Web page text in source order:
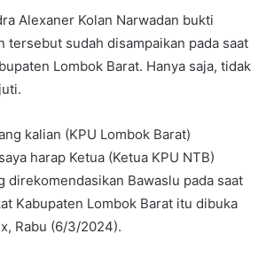
Alexaner Kolan Narwadan bukti
tersebut sudah disampaikan pada saat
Lombok Barat. Hanya saja, tidak
kalian (KPU Lombok Barat)
harap Ketua (Ketua KPU NTB)
direkomendasikan Bawaslu pada saat
Kabupaten Lombok Barat itu dibuka
Rabu (6/3/2024).